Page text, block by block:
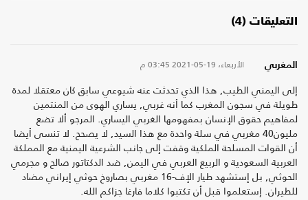
التعليقات (4)
المغربي الأربعاء، 19-05-2021 03:45 م
إلى اليمني الطيب, هذا الذي تحدثت عنه شيوعي سابق كان معتقلا لمدة
طويلة في سجون المغرب كما أنه غربي, يساري الهوى من المنتمين
لمفاهيم حقوق الإنسان بمفهومها الغربي اليساري. المرجو ألا تضع
مليون40 مغربي في سلة واحدة مع هذا السيد, لا يصحح. لا تنسى أيضا
أن القوات المسلحة الملكية وقفت إلى جانب الشرعية اليمنية مع المملكة
العربية السعودية و الربيع العربي في اليمن, ضد الدكتاتور صالح و مجرمي
الحوثي, بل إستشهد طيار الإف-16 مغربي بصاروخ حوثي إيراني مضاد
للطيران. إستعلموا قبل أن تكتبوا كلاما فارغا جزاكم الله.